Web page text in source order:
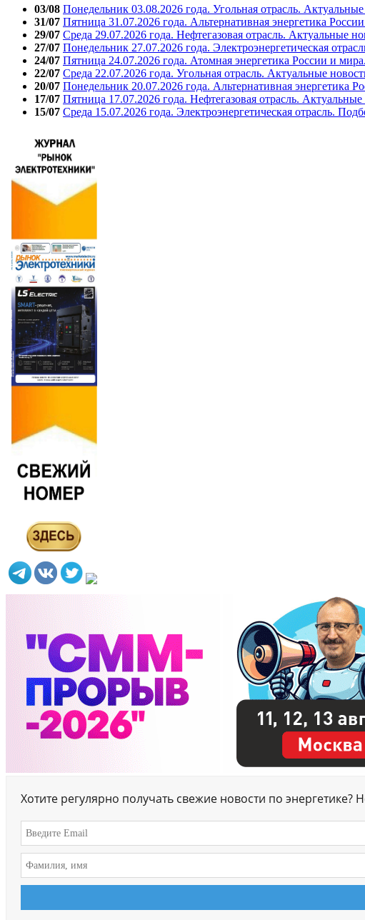
03/08 Понедельник 03.08.2026 года. Угольная отрасль.
31/07 Пятница 31.07.2026 года. Альтернативная энергетика
29/07 Среда 29.07.2026 года. Нефтегазовая отрасль. Актуальные
27/07 Понедельник 27.07.2026 года. Электроэнергетическая
24/07 Пятница 24.07.2026 года. Атомная энергетика России и
22/07 Среда 22.07.2026 года. Угольная отрасль. Актуальные
20/07 Понедельник 20.07.2026 года. Альтернативная энергетика
17/07 Пятница 17.07.2026 года. Нефтегазовая отрасль. Актуальные
15/07 Среда 15.07.2026 года. Электроэнергетическая отрасль.
Хотите регулярно получать свежие новости по